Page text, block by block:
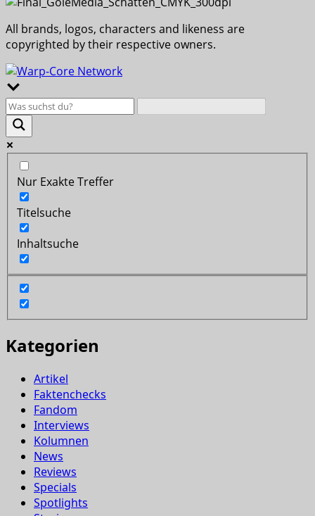
All brands, logos, characters and likeness are
copyrighted by their respective owners.
Nur Exakte Treffer
Titelsuche
Inhaltsuche
Kategorien
Artikel
Faktenchecks
Fandom
Interviews
Kolumnen
News
Reviews
Specials
Spotlights